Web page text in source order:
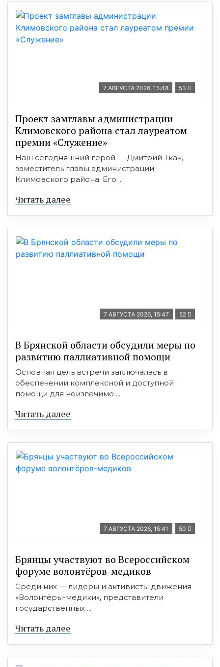
7 АВГУСТА 2026, 15:48 53
Проект замглавы администрации
Климовского района стал лауреатом
премии «Служение»
Наш сегодняшний герой — Дмитрий Ткач,
заместитель главы администрации
Климовского района. Его ...
Читать далее
7 АВГУСТА 2026, 15:47 52
В Брянской области обсудили меры по
развитию паллиативной помощи
Основная цель встречи заключалась в
обеспечении комплексной и доступной
помощи для неизлечимо ...
Читать далее
7 АВГУСТА 2026, 15:41 50
Брянцы участвуют во Всероссийском
форуме волонтёров-медиков
Среди них — лидеры и активисты движения
«Волонтёры-медики», представители
государственных ...
Читать далее